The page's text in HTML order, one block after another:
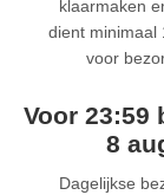
klaarmaken
dient minimaal
voor
Voor 23:59
8
Dagelijkse